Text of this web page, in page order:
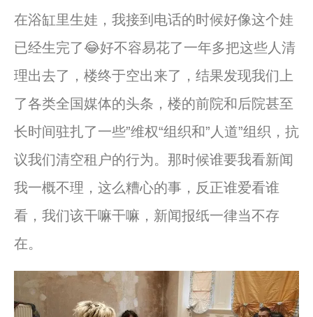
在浴缸里生娃，我接到电话的时候好像这个娃
已经生完了😂好不容易花了一年多把这些人清
理出去了，楼终于空出来了，结果发现我们上
了各类全国媒体的头条，楼的前院和后院甚至
长时间驻扎了一些”维权“组织和”人道”组织，抗
议我们清空租户的行为。那时候谁要我看新闻
我一概不理，这么糟心的事，反正谁爱看谁
看，我们该干嘛干嘛，新闻报纸一律当不存
在。